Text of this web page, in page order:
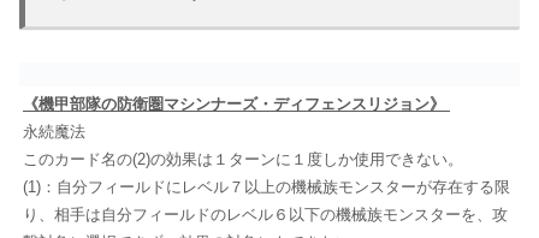
《機甲部隊の防衛圏マシンナーズ・ディフェンスリジョン》
永続魔法
このカード名の(2)の効果は１ターンに１度しか使用できない。
(1)：自分フィールドにレベル７以上の機械族モンスターが存在する限
り、相手は自分フィールドのレベル６以下の機械族モンスターを、攻